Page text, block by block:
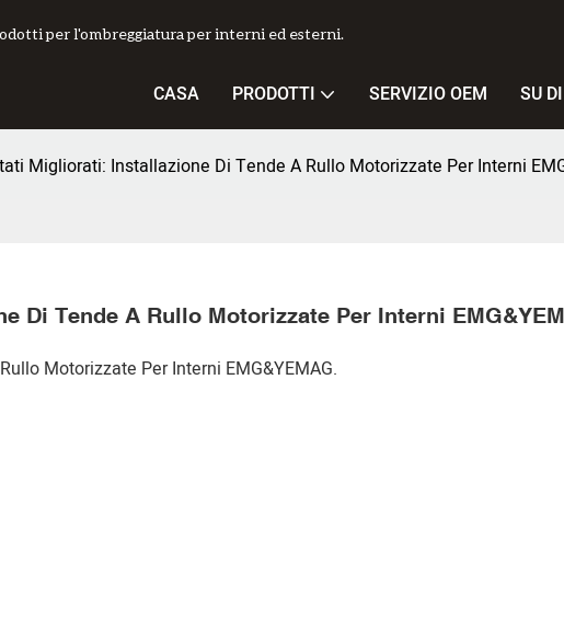
per l'ombreggiatura per interni ed esterni.
CASA PRODOTTI SERVIZIO OEM SU
Migliorati: Installazione Di Tende A Rullo Motorizzate Per Interni
Di Tende A Rullo Motorizzate Per Interni
Motorizzate Per Interni EMG&YEMAG.